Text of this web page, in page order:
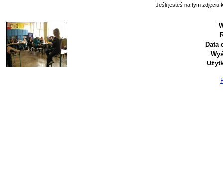
Jeśli jesteś na tym zdjęciu
Data